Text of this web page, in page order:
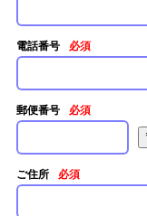
電話番号 必須
郵便番号 必須
ご住所 必須